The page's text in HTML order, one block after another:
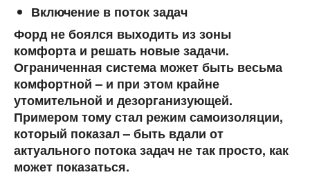
Включение в поток задач
Форд не боялся выходить из зоны
комфорта и решать новые задачи.
Ограниченная система может быть весьма
комфортной – и при этом крайне
утомительной и дезорганизующей.
Примером тому стал режим самоизоляции,
который показал – быть вдали от
актуального потока задач не так просто, как
может показаться.